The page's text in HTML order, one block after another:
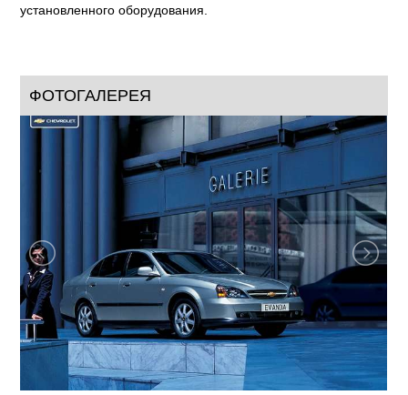
установленного оборудования.
ФОТОГАЛЕРЕЯ